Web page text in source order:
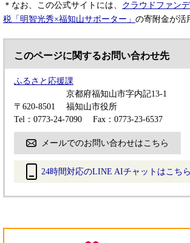
＊なお、この公式サイトには、 クラウドファン
税「明智光秀×福知山サポーター」 の寄附金が活
このページに関するお問い合わせ先
ふるさと応援課
〒620-8501
京都府福知山市字内記13-1
福知山市役所
Tel：0773-24-7090
Fax：0773-23-6537
メールでのお問い合わせはこちら
24時間対応のLINE AIチャットはこちら
リ